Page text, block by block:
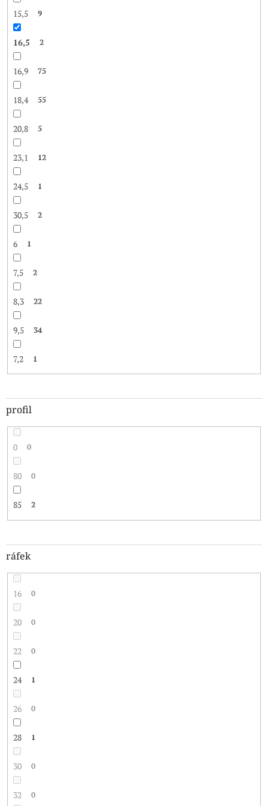
15,5 9
16,5 2
16,9 75
18,4 55
20,8 5
23,1 12
24,5 1
30,5 2
6 1
7,5 2
8,3 22
9,5 34
7,2 1
profil
0 0
80 0
85 2
ráfek
16 0
20 0
22 0
24 1
26 0
28 1
30 0
32 0